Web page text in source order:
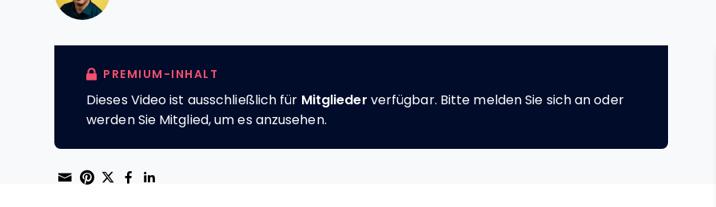
PREMIUM-INHALT
Dieses Video ist ausschließlich für Mitglieder verfügbar. Bitte melden Sie sich an oder
werden Sie Mitglied, um es anzusehen.
Share through Email
Print this page
Share on Pinterest
Share on Twitter
Share on Facebook